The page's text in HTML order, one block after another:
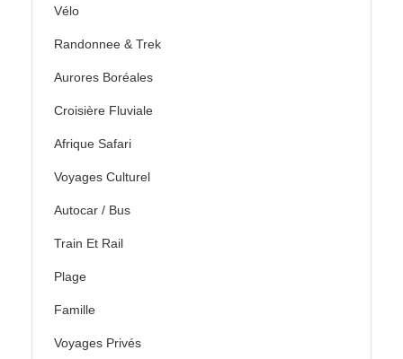
Vélo
Randonnee & Trek
Aurores Boréales
Croisière Fluviale
Afrique Safari
Voyages Culturel
Autocar / Bus
Train Et Rail
Plage
Famille
Voyages Privés